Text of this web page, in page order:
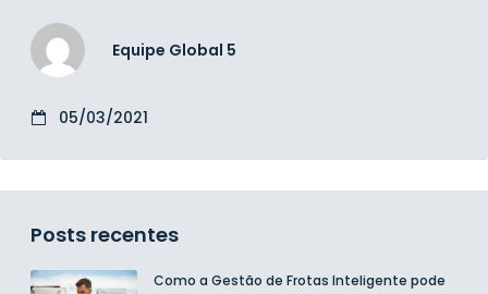
Equipe Global 5
05/03/2021
Posts recentes
Como a Gestão de Frotas Inteligente pode